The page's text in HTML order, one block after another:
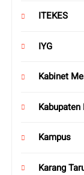
ITEKES
IYG
Kabinet
Kabupaten
Kampus
Karang